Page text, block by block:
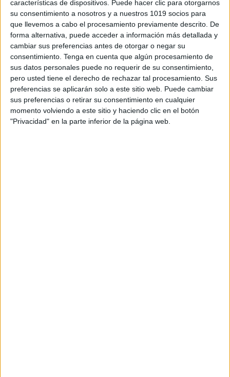
características de dispositivos. Puede hacer clic para otorgarnos
su consentimiento a nosotros y a nuestros 1019 socios para
que llevemos a cabo el procesamiento previamente descrito. De
forma alternativa, puede acceder a información más detallada y
cambiar sus preferencias antes de otorgar o negar su
consentimiento. Tenga en cuenta que algún procesamiento de
sus datos personales puede no requerir de su consentimiento,
pero usted tiene el derecho de rechazar tal procesamiento. Sus
preferencias se aplicarán solo a este sitio web. Puede cambiar
sus preferencias o retirar su consentimiento en cualquier
momento volviendo a este sitio y haciendo clic en el botón
"Privacidad" en la parte inferior de la página web.